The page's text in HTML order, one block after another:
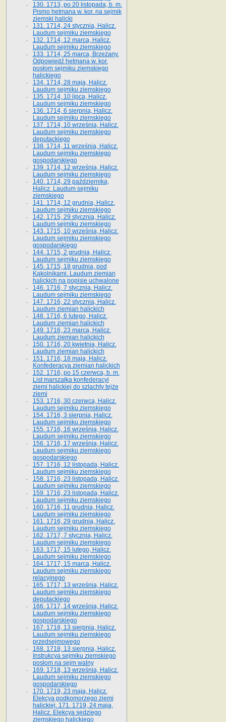
130. 1713, po 20 listopada, b. m.
Pismo hetmana w. kor. na sejmik
ziemski halicki
131. 1714, 24 stycznia, Halicz.
Laudum sejmiku ziemskiego
132. 1714, 12 marca, Halicz.
Laudum sejmiku ziemskiego
133. 1714, 25 marca, Brzeżany.
Odpowiedź hetmana w. kor.
posłom sejmiku ziemskiego
halickiego
134. 1714, 28 maja, Halicz.
Laudum sejmiku ziemskiego
135. 1714, 10 lipca, Halicz.
Laudum sejmiku ziemskiego
136. 1714, 6 sierpnia, Halicz.
Laudum sejmiku ziemskiego
137. 1714, 10 września, Halicz.
Laudum sejmiku ziemskiego
deputackiego
138. 1714, 11 września, Halicz.
Laudum sejmiku ziemskiego
gospodarskiego
139. 1714, 12 września, Halicz.
Laudum sejmiku ziemskiego
140. 1714, 29 października,
Halicz. Laudum sejmiku
ziemskiego
141. 1714, 12 grudnia, Halicz.
Laudum sejmiku ziemskiego
142. 1715, 29 stycznia, Halicz.
Laudum sejmiku ziemskiego
143. 1715, 10 września, Halicz.
Laudum sejmiku ziemskiego
gospodarskiego
144. 1715, 2 grudnia, Halicz.
Laudum sejmiku ziemskiego
145. 1715, 18 grudnia, pod
Kąkolnikami. Laudum ziemian
halickich na popisie uchwalone
146. 1716, 7 stycznia, Halicz.
Laudum sejmiku ziemskiego
147. 1716, 22 stycznia, Halicz.
Laudum ziemian halickich
148. 1716, 6 lutego, Halicz.
Laudum ziemian halickich
149. 1716, 23 marca, Halicz.
Laudum ziemian halickich
150. 1716, 20 kwietnia, Halicz.
Laudum ziemian halickich
151. 1716, 18 maja, Halicz.
Konfederacya ziemian halickich
152. 1716, po 15 czerwca, b. m.
List marszałka konfederacyi
ziemi halickiej do szlachty tejże
ziemi
153. 1716, 30 czerwca, Halicz.
Laudum sejmiku ziemskiego
154. 1716, 3 sierpnia, Halicz.
Laudum sejmiku ziemskiego
155. 1716, 16 września, Halicz.
Laudum sejmiku ziemskiego
156. 1716, 17 września, Halicz.
Laudum sejmiku ziemskiego
gospodarskiego
157. 1716, 12 listopada, Halicz.
Laudum sejmiku ziemskiego
158. 1716, 23 listopada, Halicz.
Laudum sejmiku ziemskiego
159. 1716, 23 listopada, Halicz.
Laudum sejmiku ziemskiego
160. 1716, 11 grudnia, Halicz.
Laudum sejmiku ziemskiego
161. 1716, 29 grudnia, Halicz.
Laudum sejmiku ziemskiego
162. 1717, 7 stycznia, Halicz.
Laudum sejmiku ziemskiego
163. 1717, 15 lutego, Halicz.
Laudum sejmiku ziemskiego
164. 1717, 15 marca, Halicz.
Laudum sejmiku ziemskiego
relacyjnego
165. 1717, 13 września, Halicz.
Laudum sejmiku ziemskiego
deputackiego
166. 1717, 14 września, Halicz.
Laudum sejmiku ziemskiego
gospodarskiego
167. 1718, 13 sierpnia, Halicz.
Laudum sejmiku ziemskiego
przedsejmowego
168. 1718, 13 sierpnia, Halicz.
Instrukcya sejmiku ziemskiego
posłom na sejm walny
169. 1718, 13 września, Halicz.
Laudum sejmiku ziemskiego
gospodarskiego
170. 1719, 23 maja, Halicz.
Elekcya podkomorzego ziemi
halickiej. 171. 1719, 24 maja,
Halicz. Elekcya sędziego
ziemskiego halickiego